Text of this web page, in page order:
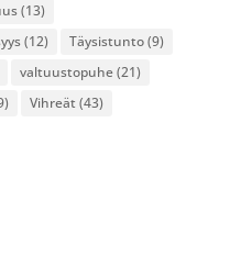
(13)
(12) Täysistunto(9)
valtuustopuhe(21)
Vihreät (43)